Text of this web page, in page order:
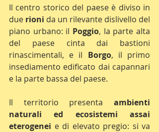
Il centro storico del paese è diviso in
due rioni da un rilevante dislivello del
piano urbano: il Poggio, la parte alta
del paese cinta dai bastioni
rinascimentali, e il Borgo, il primo
insediamento edificato dai capannari
e la parte bassa del paese.
Il territorio presenta ambienti
naturali ed ecosistemi assai
eterogenei e di elevato pregio: si va